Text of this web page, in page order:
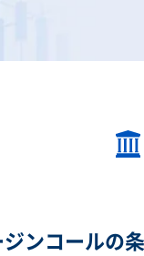
ンコールの